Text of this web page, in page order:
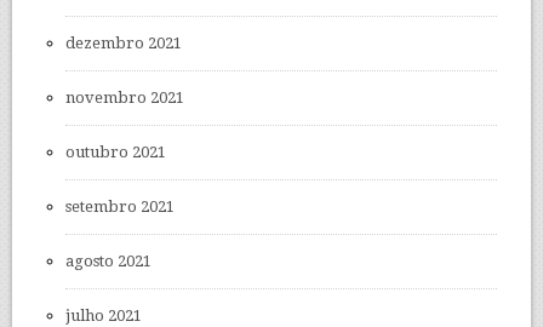
dezembro 2021
novembro 2021
outubro 2021
setembro 2021
agosto 2021
julho 2021